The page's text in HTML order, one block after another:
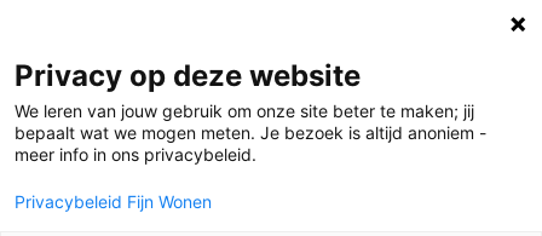
Privacy op deze website
We leren van jouw gebruik om onze site beter te maken; jij
bepaalt wat we mogen meten. Je bezoek is altijd anoniem -
meer info in ons privacybeleid.
Privacybeleid Fijn Wonen